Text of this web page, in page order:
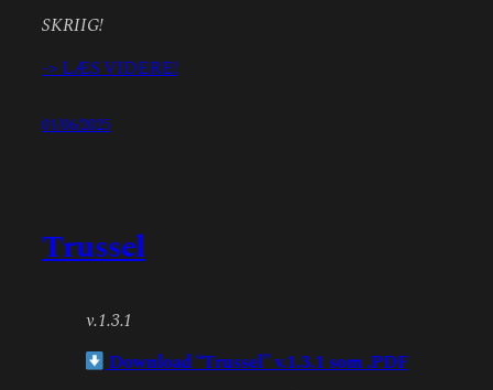
SKRIIG!
-> LÆS VIDERE!
01/06/2025
Trussel
v.1.3.1
Download “Trussel” v.1.3.1 som .PDF